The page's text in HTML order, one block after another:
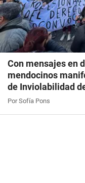
Con mensajes en
mendocinos
de Inviolabilidad
Por Sofía Pons